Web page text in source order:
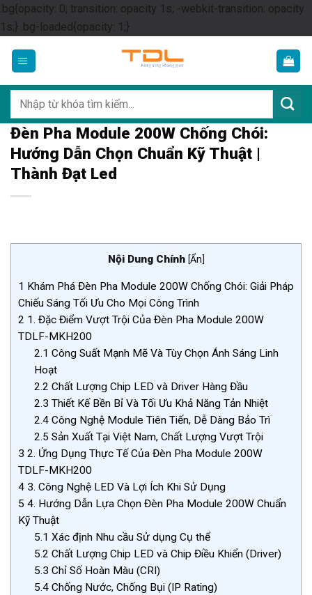
.bg{opacity: 0; transition: opacity 1s; -webkit-transition: opacity
1s;} .bg-loaded{opacity: 1;}Skip
content
kiếm:
Đèn Pha Module 200W Chống Chói:
Hướng Dẫn Chọn Chuẩn Kỹ Thuật |
Thành Đạt Led
Nội Dung Chính [Ẩn]
1 Khám Phá Đèn Pha Module 200W Chống Chói: Giải Pháp
Chiếu Sáng Tối Ưu Cho Mọi Công Trình
2 1. Đặc Điểm Vượt Trội Của Đèn Pha Module 200W
TDLF-MKH200
2.1 Công Suất Mạnh Mẽ Và Tùy Chọn Ánh Sáng Linh
Hoạt
2.2 Chất Lượng Chip LED và Driver Hàng Đầu
2.3 Thiết Kế Bền Bỉ Và Tối Ưu Khả Năng Tản Nhiệt
2.4 Công Nghệ Module Tiên Tiến, Dễ Dàng Bảo Trì
2.5 Sản Xuất Tại Việt Nam, Chất Lượng Vượt Trội
3 2. Ứng Dụng Thực Tế Của Đèn Pha Module 200W
TDLF-MKH200
4 3. Công Nghệ LED Và Lợi Ích Khi Sử Dụng
5 4. Hướng Dẫn Lựa Chọn Đèn Pha Module 200W Chuẩn
Kỹ Thuật
5.1 Xác định Nhu cầu Sử dụng Cụ thể
5.2 Chất Lượng Chip LED và Chip Điều Khiển (Driver)
5.3 Chỉ Số Hoàn Màu (CRI)
5.4 Chống Nước, Chống Bụi (IP Rating)